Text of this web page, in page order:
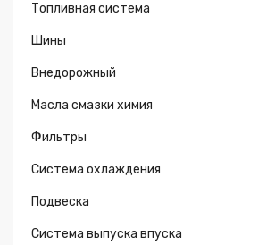
Топливная система
Шины
Внедорожный
Масла смазки химия
Фильтры
Система охлаждения
Подвеска
Система выпуска впуска